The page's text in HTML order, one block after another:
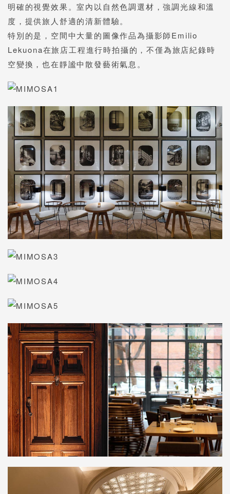
明確的視覺效果。室內以自然色調選材，強調光線和溫
度，提供旅人舒適的清新體驗。
特別的是，空間中大量的圖像作品為攝影師Emilio
Lekuona在旅店工程進行時拍攝的，不僅為旅店紀錄時
空變換，也在靜謐中散發藝術氣息。